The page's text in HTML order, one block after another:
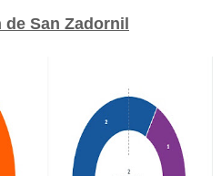
San Zadornil